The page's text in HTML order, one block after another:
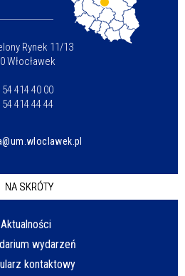
Rynek 11/13
Włocławek
54 414 40 00
54 414 44 44
NA SKRÓTY
Aktualności
wydarzeń
kontaktowy